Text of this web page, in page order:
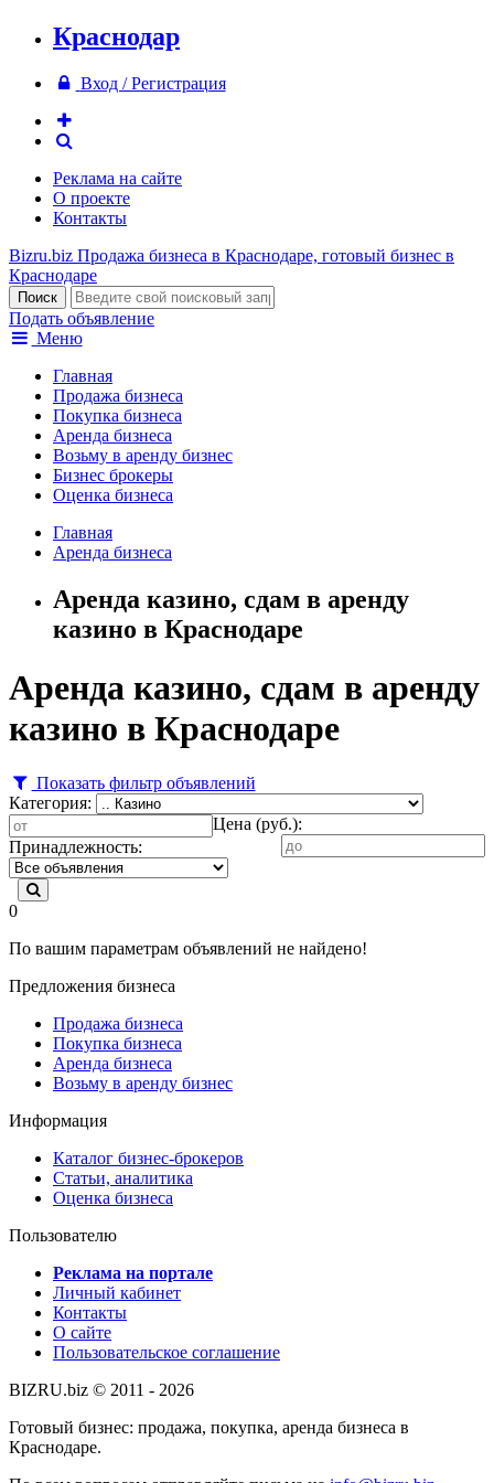
Краснодар
Вход / Регистрация
Реклама на сайте
О проекте
Контакты
Bizru.biz Продажа бизнеса в Краснодаре, готовый бизнес в
Краснодаре
Подать объявление
Меню
Главная
Продажа бизнеса
Покупка бизнеса
Аренда бизнеса
Возьму в аренду бизнес
Бизнес брокеры
Оценка бизнеса
Главная
Аренда бизнеса
Аренда казино, сдам в аренду
казино в Краснодаре
Аренда казино, сдам в аренду
казино в Краснодаре
Показать фильтр объявлений
Категория:
Цена (руб.):
Принадлежность:
0
По вашим параметрам объявлений не найдено!
Предложения бизнеса
Продажа бизнеса
Покупка бизнеса
Аренда бизнеса
Возьму в аренду бизнес
Информация
Каталог бизнес-брокеров
Статьи, аналитика
Оценка бизнеса
Пользователю
Реклама на портале
Личный кабинет
Контакты
О сайте
Пользовательское соглашение
BIZRU.biz © 2011 - 2026
Готовый бизнес: продажа, покупка, аренда бизнеса в
Краснодаре.